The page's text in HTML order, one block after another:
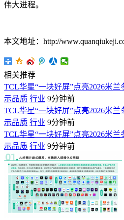
伟大进程。
本文地址：http://
相关推荐
TCL华星“一块好屏”点亮2026米
示品质 行业 9分钟前
TCL华星“一块好屏”点亮2026米
示品质 行业 9分钟前
TCL华星“一块好屏”点亮2026米
示品质 行业 9分钟前